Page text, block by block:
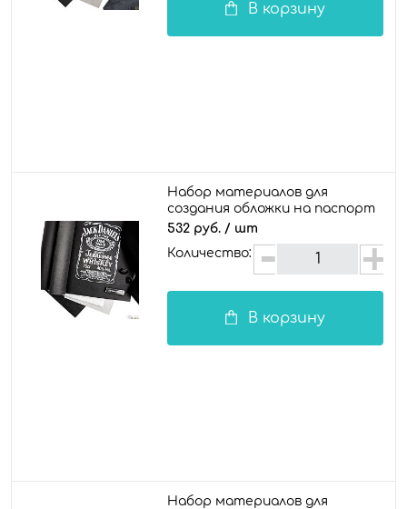
В корзину
Набор материалов для
создания обложки на паспорт
/ документы "Jack Daniel's"
532 руб. / шт
Количество:
В корзину
Набор материалов для